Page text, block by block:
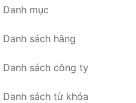
Danh mục
Danh sách hãng
Danh sách công ty
Danh sách từ khóa